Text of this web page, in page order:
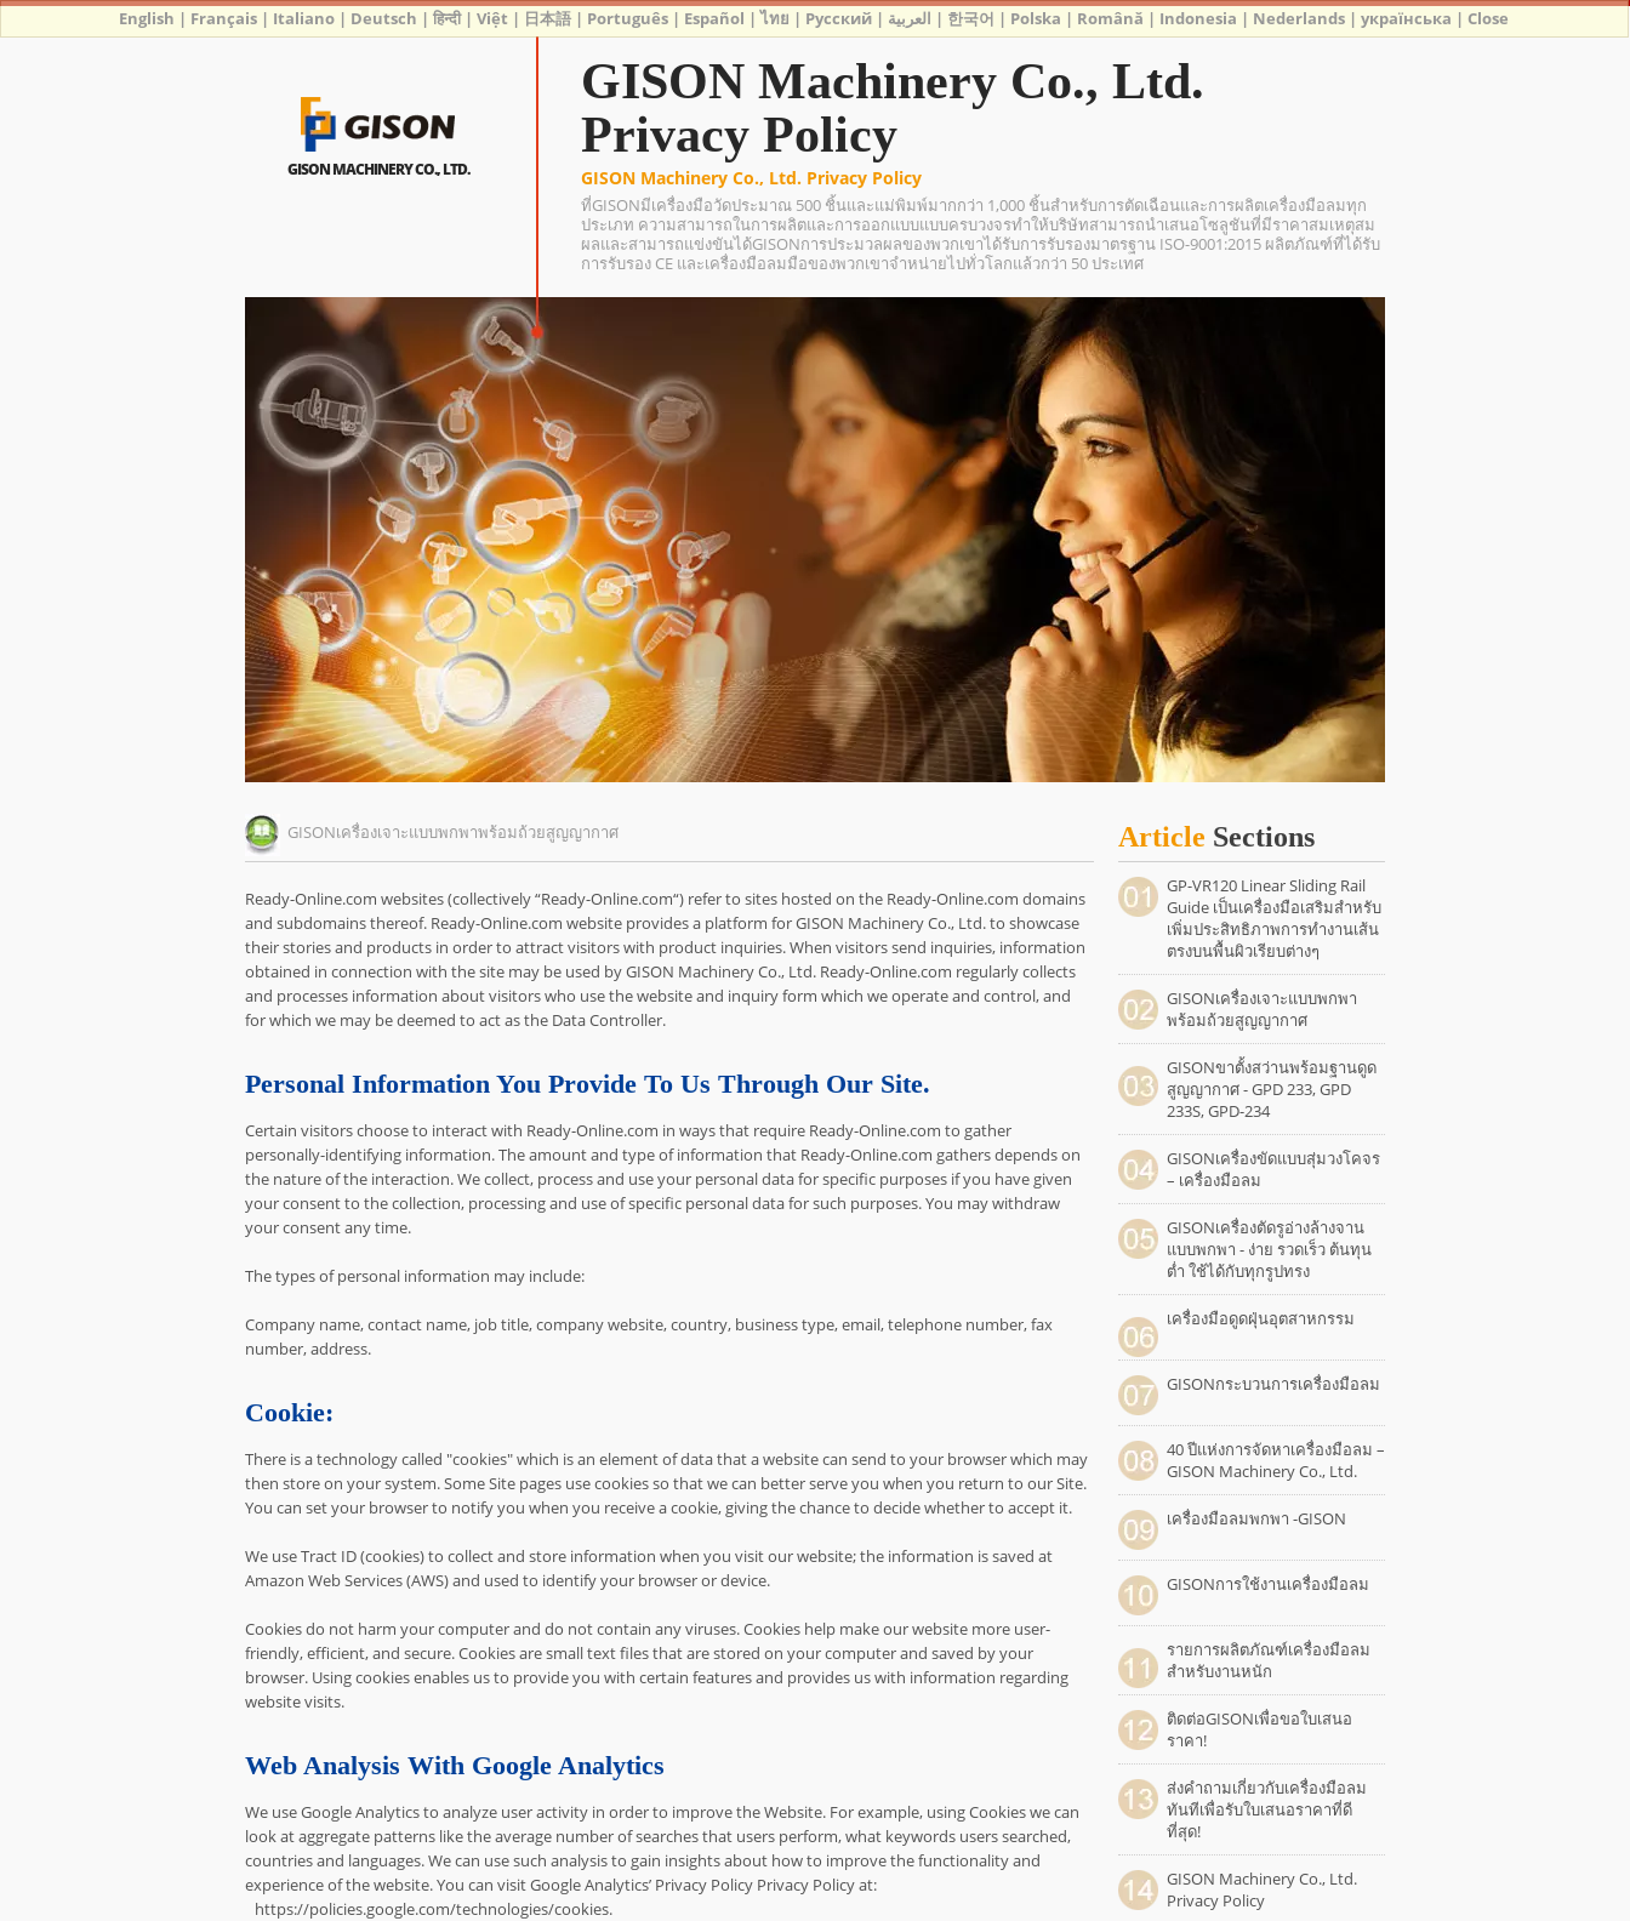
GISON MACHINERY CO., LTD.
GISON Machinery Co., Ltd.
Privacy Policy
GISON Machinery Co., Ltd. Privacy Policy
ที่GISONมีเครื่องมือวัดประมาณ 500 ชิ้นและแม่พิมพ์มากกว่า 1,000 ชิ้นสำหรับการตัดเฉือนและการผลิตเครื่องมือลมทุก
ประเภท ความสามารถในการผลิตและการออกแบบแบบครบวงจรทำให้บริษัทสามารถนำเสนอโซลูชันที่มีราคาสมเหตุสม
ผลและสามารถแข่งขันได้GISONการประมวลผลของพวกเขาได้รับการรับรองมาตรฐาน ISO-9001:2015 ผลิตภัณฑ์ที่ได้รับ
การรับรอง CE และเครื่องมือลมมือของพวกเขาจำหน่ายไปทั่วโลกแล้วกว่า 50 ประเทศ
GISONเครื่องเจาะแบบพกพาพร้อมถ้วยสูญญากาศ
Ready-Online.com websites (collectively “Ready-Online.com“) refer to sites hosted on the Ready-Online.com domains
and subdomains thereof. Ready-Online.com website provides a platform for GISON Machinery Co., Ltd. to showcase
their stories and products in order to attract visitors with product inquiries. When visitors send inquiries, information
obtained in connection with the site may be used by GISON Machinery Co., Ltd. Ready-Online.com regularly collects
and processes information about visitors who use the website and inquiry form which we operate and control, and
for which we may be deemed to act as the Data Controller.
Personal Information You Provide To Us Through Our Site.
Certain visitors choose to interact with Ready-Online.com in ways that require Ready-Online.com to gather
personally-identifying information. The amount and type of information that Ready-Online.com gathers depends on
the nature of the interaction. We collect, process and use your personal data for specific purposes if you have given
your consent to the collection, processing and use of specific personal data for such purposes. You may withdraw
your consent any time.
The types of personal information may include:
Company name, contact name, job title, company website, country, business type, email, telephone number, fax
number, address.
Cookie:
There is a technology called "cookies" which is an element of data that a website can send to your browser which may
then store on your system. Some Site pages use cookies so that we can better serve you when you return to our Site.
You can set your browser to notify you when you receive a cookie, giving the chance to decide whether to accept it.
We use Tract ID (cookies) to collect and store information when you visit our website; the information is saved at
Amazon Web Services (AWS) and used to identify your browser or device.
Cookies do not harm your computer and do not contain any viruses. Cookies help make our website more user-
friendly, efficient, and secure. Cookies are small text files that are stored on your computer and saved by your
browser. Using cookies enables us to provide you with certain features and provides us with information regarding
website visits.
Web Analysis With Google Analytics
We use Google Analytics to analyze user activity in order to improve the Website. For example, using Cookies we can
look at aggregate patterns like the average number of searches that users perform, what keywords users searched,
countries and languages. We can use such analysis to gain insights about how to improve the functionality and
experience of the website. You can visit Google Analytics’ Privacy Policy Privacy Policy at:
https://policies.google.com/technologies/cookies.
Article Sections
GP-VR120 Linear Sliding Rail
Guide เป็นเครื่องมือเสริมสำหรับ
เพิ่มประสิทธิภาพการทำงานเส้น
ตรงบนพื้นผิวเรียบต่างๆ
GISONเครื่องเจาะแบบพกพา
พร้อมถ้วยสูญญากาศ
GISONขาตั้งสว่านพร้อมฐานดูด
สูญญากาศ - GPD 233, GPD
233S, GPD-234
GISONเครื่องขัดแบบสุ่มวงโคจร
– เครื่องมือลม
GISONเครื่องตัดรูอ่างล้างจาน
แบบพกพา - ง่าย รวดเร็ว ต้นทุน
ต่ำ ใช้ได้กับทุกรูปทรง
เครื่องมือดูดฝุ่นอุตสาหกรรม
GISONกระบวนการเครื่องมือลม
40 ปีแห่งการจัดหาเครื่องมือลม –
GISON Machinery Co., Ltd.
เครื่องมือลมพกพา -GISON
GISONการใช้งานเครื่องมือลม
รายการผลิตภัณฑ์เครื่องมือลม
สำหรับงานหนัก
ติดต่อGISONเพื่อขอใบเสนอ
ราคา!
ส่งคำถามเกี่ยวกับเครื่องมือลม
ทันทีเพื่อรับใบเสนอราคาที่ดี
ที่สุด!
GISON Machinery Co., Ltd.
Privacy Policy
English | Français | Italiano | Deutsch |हिन्दी|Việt | 日本語 | Português | Español |ไทย | Русский | العربية | 한국어 | Polska | Română | Indonesia | Nederlands |українська | Close